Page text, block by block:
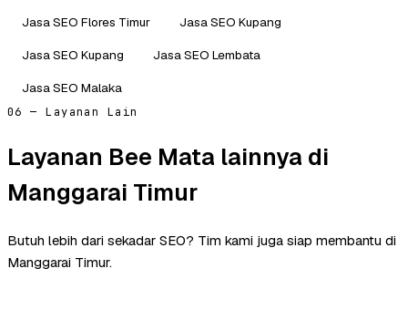
Jasa SEO Flores Timur
Jasa SEO Kupang
Jasa SEO Kupang
Jasa SEO Lembata
Jasa SEO Malaka
06 — Layanan Lain
Layanan Bee Mata lainnya di
Manggarai Timur
Butuh lebih dari sekadar SEO? Tim kami juga siap membantu di
Manggarai Timur.